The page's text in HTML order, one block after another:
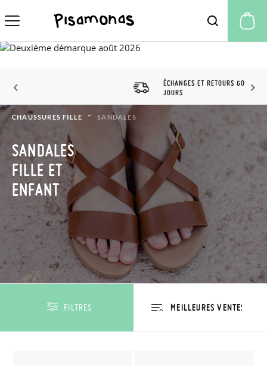
ÉCHANGES ET RETOURS 60
CHAUSSURES FILLE SANDALES
SANDALES
FILLE ET
ENFANT
FILTRES